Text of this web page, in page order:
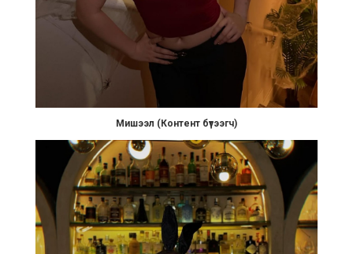
Мишээл (Контент бүтээгч)